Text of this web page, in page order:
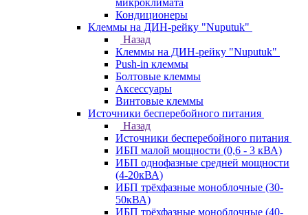
микроклимата
Кондиционеры
Клеммы на ДИН-рейку "Nuputuk"
Назад
Клеммы на ДИН-рейку "Nuputuk"
Push-in клеммы
Болтовые клеммы
Аксессуары
Винтовые клеммы
Источники бесперебойного питания
Назад
Источники бесперебойного питания
ИБП малой мощности (0,6 - 3 кВА)
ИБП однофазные средней мощности
(4-20кВА)
ИБП трёхфазные моноблочные (30-
50кВА)
ИБП трёхфазные моноблочные (40-